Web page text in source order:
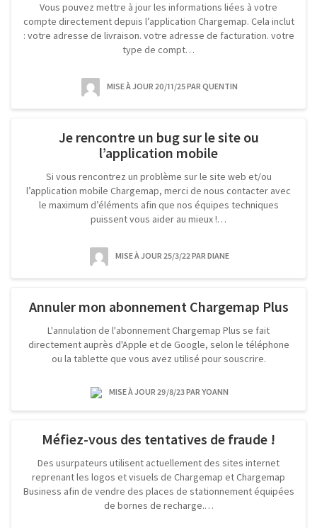
Vous pouvez mettre à jour les informations liées à votre
compte directement depuis l’application Chargemap. Cela inclut
: votre adresse de livraison. votre adresse de facturation. votre
type de compt…
MISE À JOUR 20/11/25PAR QUENTIN
Je rencontre un bug sur le site ou
l’application mobile
Si vous rencontrez un problème sur le site web et/ou
l’application mobile Chargemap, merci de nous contacter avec
le maximum d’éléments afin que nos équipes techniques
puissent vous aider au mieux !…
MISE À JOUR 25/3/22PAR DIANE
Annuler mon abonnement Chargemap Plus
L'annulation de l'abonnement Chargemap Plus se fait
directement auprès d'Apple et de Google, selon le téléphone
ou la tablette que vous avez utilisé pour souscrire.
MISE À JOUR 29/8/23PAR YOANN
Méfiez-vous des tentatives de fraude !
Des usurpateurs utilisent actuellement des sites internet
reprenant les logos et visuels de Chargemap et Chargemap
Business afin de vendre des places de stationnement équipées
de bornes de recharge.…